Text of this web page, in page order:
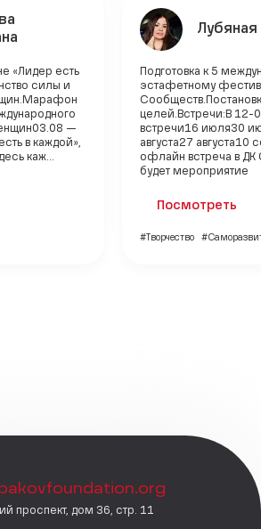
«Лидер есть
силы и
—
в каждой»,
каж...
Лубяная
Подготовка к 5
эстафетному
целей.Встречи:В 12-
встречи16 июля30
августа27 августа10
офлайн встреча в ДК
будет мероприятие
Посмотреть
#Творчество
проспект, дом 36, стр. 11